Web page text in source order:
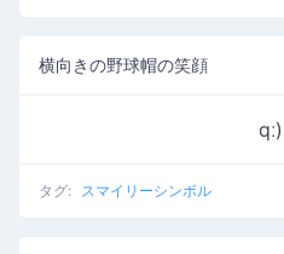
横向きの野球帽の笑顔
qː)
タグ: スマイリーシンボル